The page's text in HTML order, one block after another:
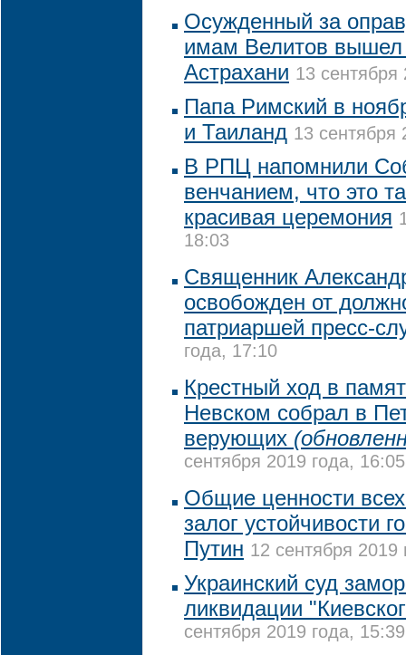
Осужденный за
имам Велитов вышел
Астрахани 13 сентября
Папа Римский в
и Таиланд 13 сентября
В РПЦ напомнили
венчанием, что это
красивая церемония
18:03
Священник
освобожден от
патриаршей пресс-
года, 17:10
Крестный ход в
Невском собрал в
верующих
сентября 2019 года, 16:05
Общие ценности
залог устойчивости
Путин 12 сентября 2019
Украинский суд
ликвидации
сентября 2019 года, 15:39